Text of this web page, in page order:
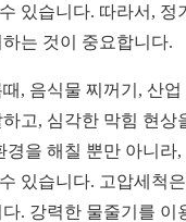
있습니다. 따라서, 정
는 것이 중요합니다.
, 음식물 찌꺼기, 산업
고, 심각한 막힘 현상
을 해칠 뿐만 아니라,
있습니다. 고압세척
. 강력한 물줄기를 이